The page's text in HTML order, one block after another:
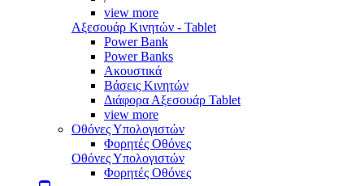
view more
Αξεσουάρ Κινητών - Tablet
Power Bank
Power Banks
Ακουστικά
Βάσεις Κινητών
Διάφορα Αξεσουάρ Tablet
view more
Οθόνες Υπολογιστών
Φορητές Οθόνες
Οθόνες Υπολογιστών
Φορητές Οθόνες